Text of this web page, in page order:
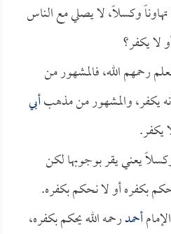
تهاوناً وكسلاً، لا يصلي مع الناس
لا يكفر؟
رحمهم الله، فالمشهور من
يكفر، والمشهور من مذهبأبي
يكفر.
وكسلاً يعني يقر بوجوبها لكن
بكفره أو لا نحكم بكفره.
أحمدرحمه الله يحكم بكفره،